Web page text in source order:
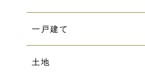
一戸建て
土地